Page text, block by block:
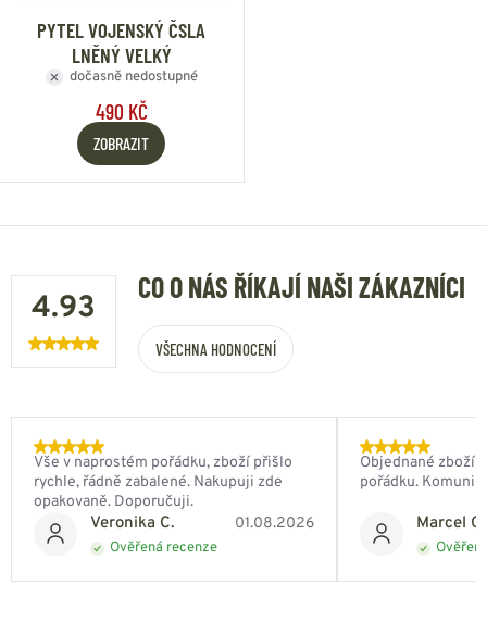
PYTEL VOJENSKÝ ČSLA
LNĚNÝ VELKÝ
dočasně nedostupné
490 KČ
ZOBRAZIT
4.93
CO O NÁS ŘÍKAJÍ NAŠI ZÁKAZNÍCI
VŠECHNA HODNOCENÍ
Veronika C. 01.08.2026
Ověřená recenze
Vše v naprostém pořádku, zboží přišlo
rychle, řádně zabalené. Nakupuji zde
opakovaně. Doporučuji.
Marcel
Objednané zboží
pořádku.